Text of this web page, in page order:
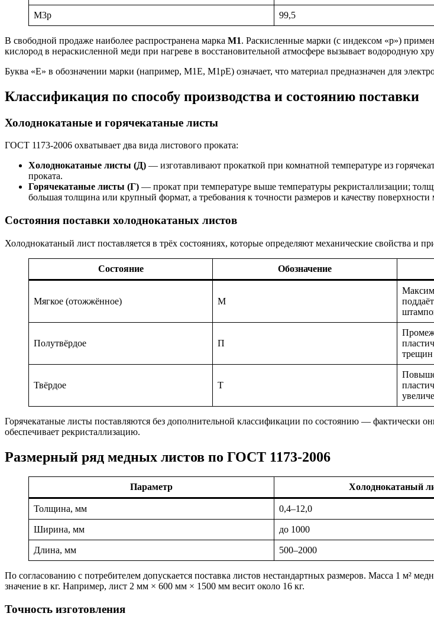
М3р 99,5
В свободной продаже наиболее распространена марка М1. Раскисленные марки (с индексом «р»)
кислород в нераскисленной меди при нагреве в восстановительной атмосфере вызывает водородную
Буква «Е» в обозначении марки (например, М1Е, М1рЕ) означает, что материал предназначен для
Классификация по способу производства и состоянию поставки
Холоднокатаные и горячекатаные листы
ГОСТ 1173-2006 охватывает два вида листового проката:
Холоднокатаные листы (Д) — изготавливают прокаткой при комнатной температуре из
проката.
Горячекатаные листы (Г) — прокат при температуре выше температуры рекристаллизации;
большая толщина или крупный формат, а требования к точности размеров и качеству поверхности
Состояния поставки холоднокатаных листов
Холоднокатаный лист поставляется в трёх состояниях, которые определяют механические свойства и
Состояние Обозначение
Мягкое (отожжённое) М
Полутвёрдое П
трещин
Твёрдое Т
Горячекатаные листы поставляются без дополнительной классификации по состоянию — фактически
обеспечивает рекристаллизацию.
Размерный ряд медных листов по ГОСТ 1173-2006
Параметр Холоднокатаный
Толщина, мм 0,4–12,0
Ширина, мм до 1000
Длина, мм 500–2000
По согласованию с потребителем допускается поставка листов нестандартных размеров. Масса 1 м²
значение в кг. Например, лист 2 мм × 600 мм × 1500 мм весит около 16 кг.
Точность изготовления